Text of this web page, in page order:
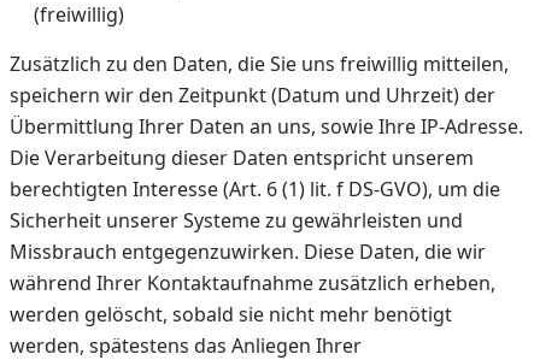
(freiwillig)
Zusätzlich zu den Daten, die Sie uns freiwillig mitteilen,
speichern wir den Zeitpunkt (Datum und Uhrzeit) der
Übermittlung Ihrer Daten an uns, sowie Ihre IP-Adresse.
Die Verarbeitung dieser Daten entspricht unserem
berechtigten Interesse (Art. 6 (1) lit. f DS-GVO), um die
Sicherheit unserer Systeme zu gewährleisten und
Missbrauch entgegenzuwirken. Diese Daten, die wir
während Ihrer Kontaktaufnahme zusätzlich erheben,
werden gelöscht, sobald sie nicht mehr benötigt
werden, spätestens das Anliegen Ihrer